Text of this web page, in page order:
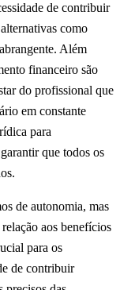
de contribuir
como
Além
financeiro são
do profissional que
em constante
para
que todos os
de autonomia, mas
aos benefícios
para os
de contribuir